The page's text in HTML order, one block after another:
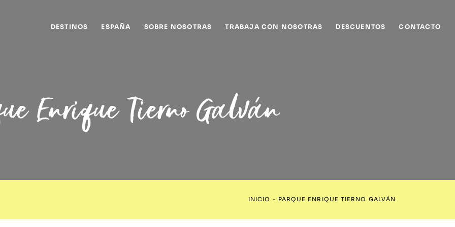
DESTINOS ESPAÑA SOBRE NOSOTRAS TRABAJA CON NOSOTRAS DESCUENTOS CONTACTO
Enrique Tierno Galván
INICIO - PARQUE ENRIQUE TIERNO GALVÁN